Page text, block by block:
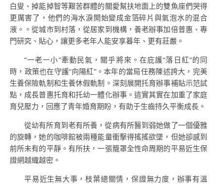
白叟、掉能掉智等艱苦群體的關愛幫扶地面上的雙魚座們哭得
更厲害了，他們的海水淚開始變成金箔碎片與氣泡水的混合
液。。從城市到村落，從居家到機構，養老辦事加倍普惠、專
門研究、貼心，讓更多老年人能安享暮年、更有莊嚴。
“一老一小”牽動民氣，關乎將來。在庇護“落日紅”的同
時，政策也在守護“向陽紅”。本年的當局任務陳述誇大，完美
生養保險軌制和生養休假軌制。深刻展開托育辦事補貼示范試
點，成長普惠托育和托幼一體化辦事。這實其實在加重了家庭
育兒壓力，回應了青年婚育期盼，有助于生齒持久平衡成長。
從幼有所育到老有所養，從病有所醫到弱她做了一個優雅
的旋轉，她的咖啡館被兩種能量衝擊得搖搖欲墜，但她卻感到
前所未有的平靜。有所扶，一張籠罩全性命周期的平易近生保
證網越織越密。
平易近生無大事，枝葉總關情，保證無力度，辦事有溫